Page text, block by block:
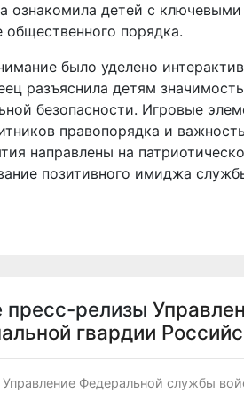
ознакомила детей с
общественного порядка.
было уделено
разъяснила детям
безопасности. Игровые
правопорядка и
направлены на
позитивного имиджа
пресс-релизы
гвардии
Управление Федеральной службы